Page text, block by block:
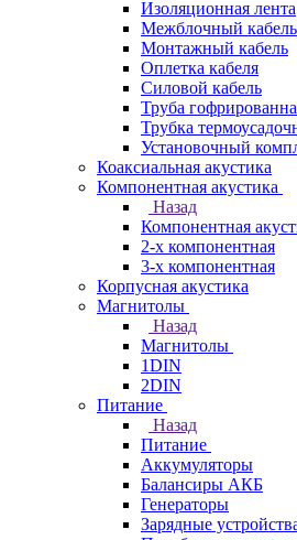
Изоляционная лента
Межблочный кабель
Монтажный кабель
Оплетка кабеля
Силовой кабель
Труба
Трубка
Установочный
Коаксиальная акустика
Компонентная акустика
Назад
Компонентная
2-х компонентная
3-х компонентная
Корпусная акустика
Магнитолы
Назад
Магнитолы
1DIN
2DIN
Питание
Назад
Питание
Аккумуляторы
Балансиры АКБ
Генераторы
Зарядные